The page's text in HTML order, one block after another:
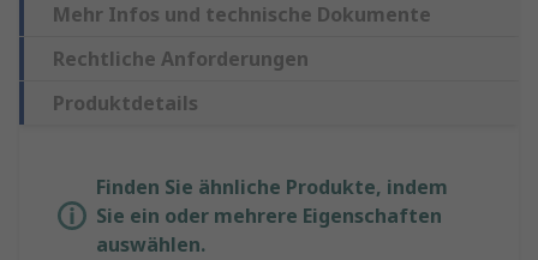
Mehr Infos und technische Dokumente
Rechtliche Anforderungen
Produktdetails
Finden Sie ähnliche Produkte, indem
Sie ein oder mehrere Eigenschaften
auswählen.